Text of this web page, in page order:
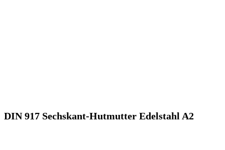
DIN 917 Sechskant-Hutmutter Edelstahl A2